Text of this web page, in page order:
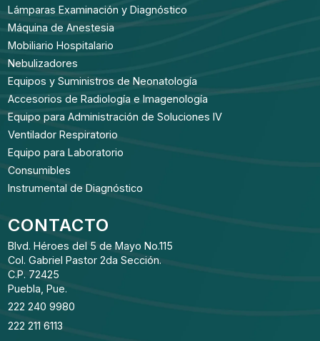
Lámparas Examinación y Diagnóstico
Máquina de Anestesia
Mobiliario Hospitalario
Nebulizadores
Equipos y Suministros de Neonatología
Accesorios de Radiología e Imagenología
Equipo para Administración de Soluciones IV
Ventilador Respiratorio
Equipo para Laboratorio
Consumibles
Instrumental de Diagnóstico
CONTACTO
Blvd. Héroes del 5 de Mayo No.115
Col. Gabriel Pastor 2da Sección.
C.P. 72425
Puebla, Pue.
222 240 9980
222 211 6113